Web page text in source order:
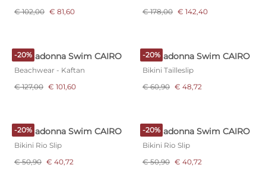
€ 102,00 € 81,60
€ 178,00 € 142,40
-20%
Primadonna Swim CAIRO
Beachwear - Kaftan
€ 127,00 € 101,60
-20%
Primadonna Swim CAIRO
Bikini Tailleslip
€ 60,90 € 48,72
-20%
Primadonna Swim CAIRO
Bikini Rio Slip
€ 50,90 € 40,72
-20%
Primadonna Swim CAIRO
Bikini Rio Slip
€ 50,90 € 40,72